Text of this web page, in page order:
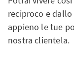
reciproco e
appieno le tue
nostra clientela.